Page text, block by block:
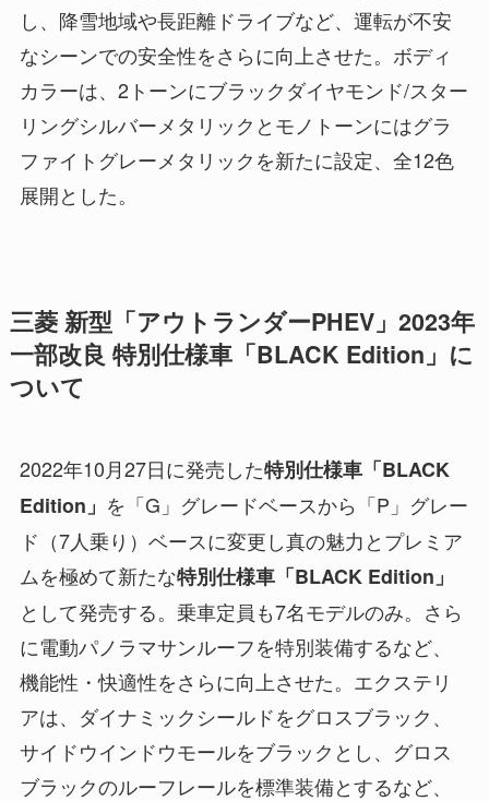
し、降雪地域や⻑距離ドライブなど、運転が不安
なシーンでの安全性をさらに向上させた。ボディ
カラーは、2トーンにブラックダイヤモンド/スター
リングシルバーメタリックとモノトーンにはグラ
ファイトグレーメタリックを新たに設定、全12色
展開とした。
三菱 新型「アウトランダーPHEV」2023年
一部改良 特別仕様車「BLACK Edition」に
ついて
2022年10月27日に発売した特別仕様車「BLACK
Edition」 を「G」グレードベースから「P」グレー
ド（7人乗り）ベースに変更し真の魅力とプレミア
ムを極めて新たな特別仕様車「BLACK Edition」
として発売する。乗車定員も7名モデルのみ。さら
に電動パノラマサンルーフを特別装備するなど、
機能性・快適性をさらに向上させた。エクステリ
アは、ダイナミックシールドをグロスブラック、
サイドウインドウモールをブラックとし、グロス
ブラックのルーフレールを標準装備とするなど、